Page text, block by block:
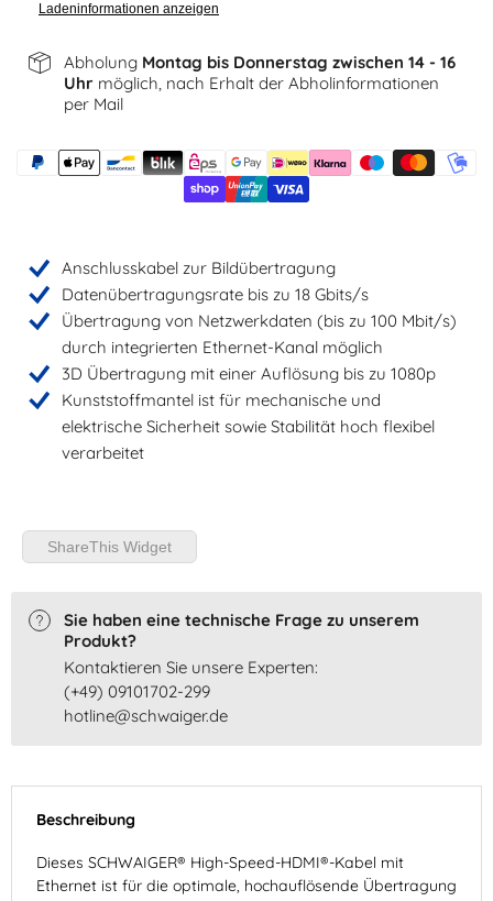
Ladeninformationen anzeigen
Abholung Montag bis Donnerstag zwischen 14 - 16
Uhr möglich, nach Erhalt der Abholinformationen
per Mail
Anschlusskabel zur Bildübertragung
Datenübertragungsrate bis zu 18 Gbits/s
Übertragung von Netzwerkdaten (bis zu 100 Mbit/s)
durch integrierten Ethernet-Kanal möglich
3D Übertragung mit einer Auflösung bis zu 1080p
Kunststoffmantel ist für mechanische und
elektrische Sicherheit sowie Stabilität hoch flexibel
verarbeitet
ShareThis Widget
Sie haben eine technische Frage zu unserem
Produkt?
Kontaktieren Sie unsere Experten:
(+49) 09101702-299
hotline@schwaiger.de
Beschreibung
Dieses SCHWAIGER® High-Speed-HDMI®-Kabel mit
Ethernet ist für die optimale, hochauflösende Übertragung